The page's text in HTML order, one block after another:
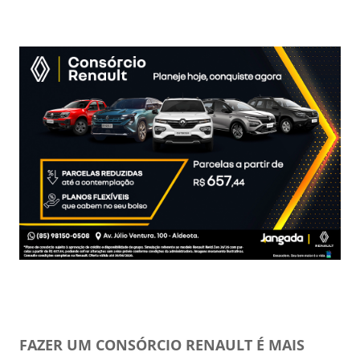
FAZER UM CONSÓRCIO RENAULT É MAIS